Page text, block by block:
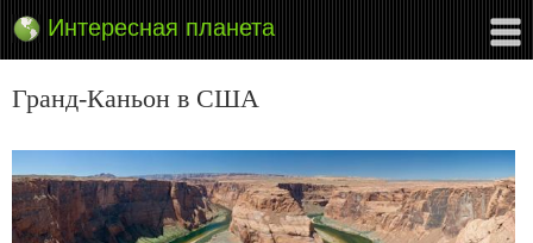
Интересная планета
Гранд-Каньон в США